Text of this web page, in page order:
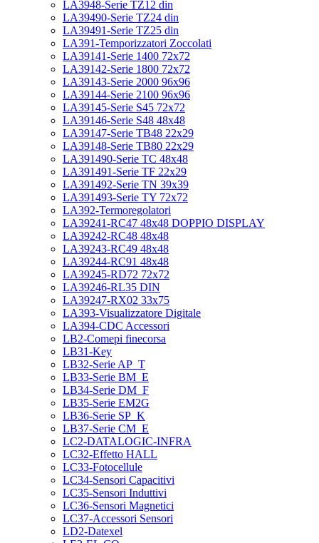
LA3948-Serie TZ12 din
LA39490-Serie TZ24 din
LA39491-Serie TZ25 din
LA391-Temporizzatori Zoccolati
LA39141-Serie 1400 72x72
LA39142-Serie 1800 72x72
LA39143-Serie 2000 96x96
LA39144-Serie 2100 96x96
LA39145-Serie S45 72x72
LA39146-Serie S48 48x48
LA39147-Serie TB48 22x29
LA39148-Serie TB80 22x29
LA391490-Serie TC 48x48
LA391491-Serie TF 22x29
LA391492-Serie TN 39x39
LA391493-Serie TY 72x72
LA392-Termoregolatori
LA39241-RC47 48x48 DOPPIO DISPLAY
LA39242-RC48 48x48
LA39243-RC49 48x48
LA39244-RC91 48x48
LA39245-RD72 72x72
LA39246-RL35 DIN
LA39247-RX02 33x75
LA393-Visualizzatore Digitale
LA394-CDC Accessori
LB2-Comepi finecorsa
LB31-Key
LB32-Serie AP_T
LB33-Serie BM_E
LB34-Serie DM_F
LB35-Serie EM2G
LB36-Serie SP_K
LB37-Serie CM_E
LC2-DATALOGIC-INFRA
LC32-Effetto HALL
LC33-Fotocellule
LC34-Sensori Capacitivi
LC35-Sensori Induttivi
LC36-Sensori Magnetici
LC37-Accessori Sensori
LD2-Datexel